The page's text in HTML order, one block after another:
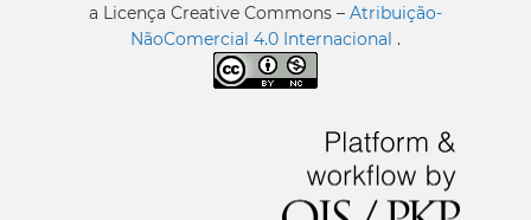
a Licença Creative Commons – Atribuição-
NãoComercial 4.0 Internacional .